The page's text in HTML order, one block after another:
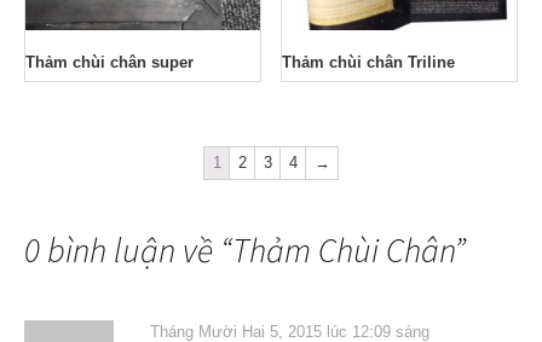
Thảm chùi chân super Thảm chùi chân Triline
1 2 3 4 →
0 bình luận về “Thảm Chùi Chân”
Tháng Mười Hai 5, 2015 lúc 12:09 sáng